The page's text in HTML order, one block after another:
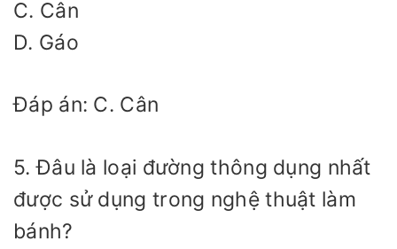
C. Cân
D. Gáo
Đáp án: C. Cân
5. Đâu là loại đường thông dụng nhất
được sử dụng trong nghệ thuật làm
bánh?